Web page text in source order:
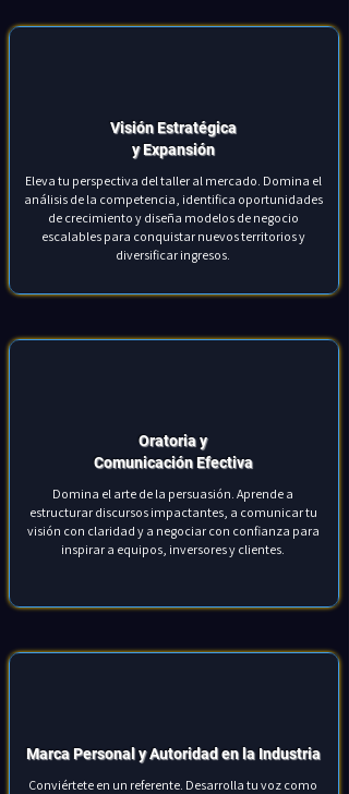
Visión Estratégica
y Expansión
Eleva tu perspectiva del taller al mercado. Domina el
análisis de la competencia, identifica oportunidades
de crecimiento y diseña modelos de negocio
escalables para conquistar nuevos territorios y
diversificar ingresos.
Oratoria y
Comunicación Efectiva
Domina el arte de la persuasión. Aprende a
estructurar discursos impactantes, a comunicar tu
visión con claridad y a negociar con confianza para
inspirar a equipos, inversores y clientes.
Marca Personal y Autoridad en la Industria
Conviértete en un referente. Desarrolla tu voz como